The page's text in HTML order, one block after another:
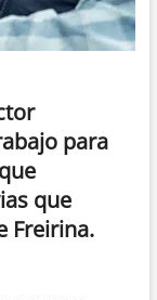
para
que
Freirina.